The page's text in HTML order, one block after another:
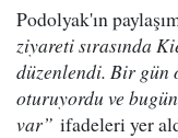
Podolyak'ın
ziyareti sırasında
düzenlendi. Bir gün
oturuyordu ve
var” ifadeleri yer